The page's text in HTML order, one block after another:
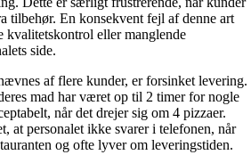
tilbehør. En konsekvent fejl af denne art
kvalitetskontrol eller manglende
side.
af flere kunder, er forsinket levering.
mad har været op til 2 timer for nogle
når det drejer sig om 4 pizzaer.
at personalet ikke svarer i telefonen, når
og ofte lyver om leveringstiden.